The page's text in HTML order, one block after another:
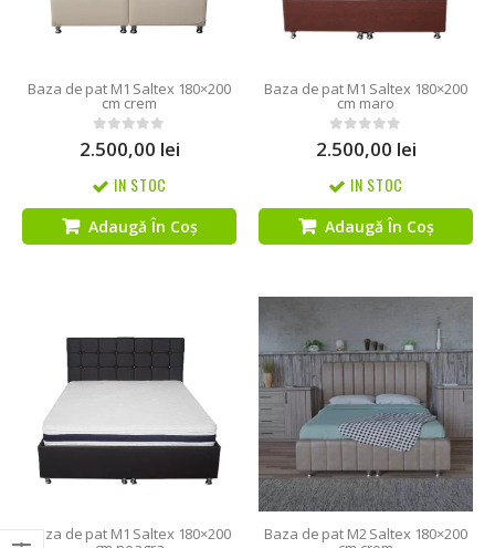
Baza de pat M1 Saltex 180×200
cm crem
0out of 5
2.500,00 lei
IN STOC
Adaugă În Coș
Baza de pat M1 Saltex 180×200
cm maro
0out of 5
2.500,00 lei
IN STOC
Adaugă În Coș
Baza de pat M1 Saltex 180×200 Baza de pat M2 Saltex 180×200